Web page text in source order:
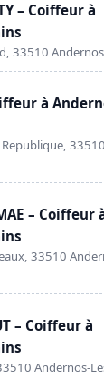
– Coiffeur à
33510
à
– Coiffeur
33510
– Coiffeur à
Andernos-